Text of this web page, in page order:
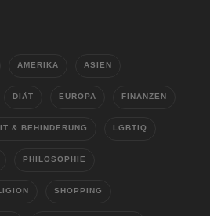
AMERIKA ASIEN
DIÄT EUROPA FINANZEN
& BEHINDERUNG LGBTIQ
PHILOSOPHIE
SHOPPING